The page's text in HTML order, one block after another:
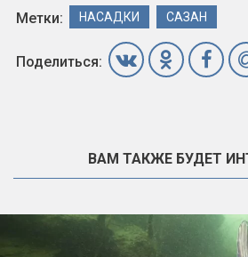
Метки: НАСАДКИ САЗАН
Поделиться:
ВАМ ТАКЖЕ БУДЕТ